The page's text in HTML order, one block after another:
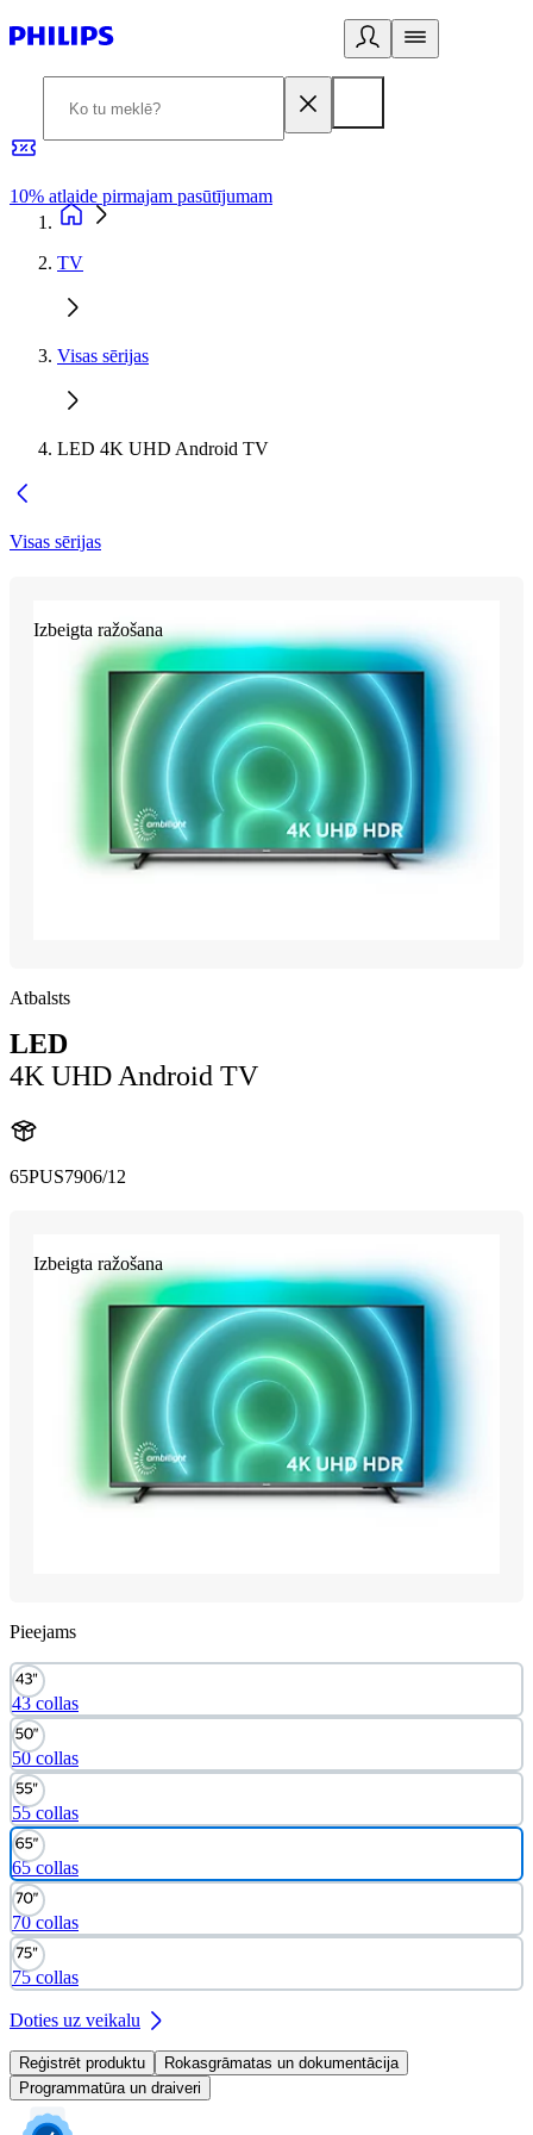
10% atlaide pirmajam pasūtījumam
TV
Visas sērijas
LED 4K UHD Android TV
Visas sērijas
Izbeigta ražošana
Atbalsts
LED
4K UHD Android TV
65PUS7906/12
Izbeigta ražošana
Pieejams
43 collas
50 collas
55 collas
65 collas
70 collas
75 collas
Doties uz veikalu
Reģistrēt produktu
Rokasgrāmatas un dokumentācija
Programmatūra un draiveri